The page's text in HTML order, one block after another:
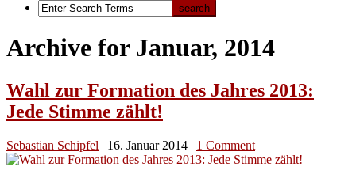
Archive for Januar, 2014
Wahl zur Formation des Jahres 2013:
Jede Stimme zählt!
Sebastian Schipfel | 16. Januar 2014 | 1 Comment